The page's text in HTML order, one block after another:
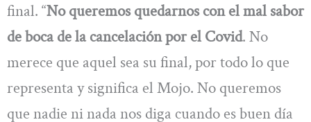
final. “No queremos quedarnos con el mal sabor
de boca de la cancelación por el Covid. No
merece que aquel sea su final, por todo lo que
representa y significa el Mojo. No queremos
que nadie ni nada nos diga cuando es buen día